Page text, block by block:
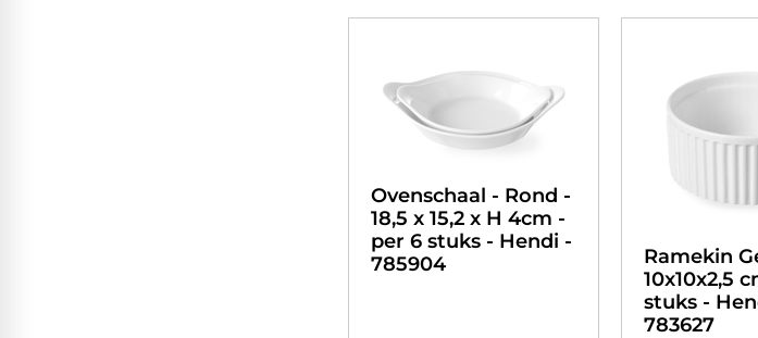
Ovenschaal - Rond -
18,5 x 15,2 x H 4cm -
per 6 stuks - Hendi -
785904
Ramekin
10x10x2,5
stuks -
783627